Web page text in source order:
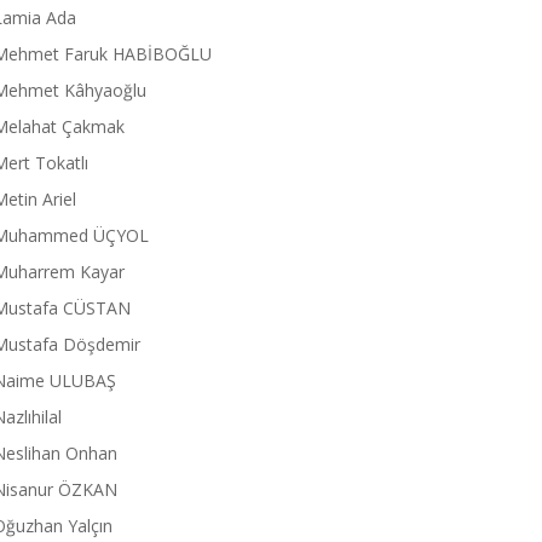
Ada
Faruk HABİBOĞLU
Kâhyaoğlu
Çakmak
Tokatlı
Ariel
ÜÇYOL
Kayar
CÜSTAN
Döşdemir
ULUBAŞ
Onhan
ÖZKAN
Yalçın